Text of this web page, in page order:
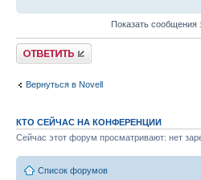
Показать сообщения
Ответить
Вернуться в Novell
КТО СЕЙЧАС НА КОНФЕРЕНЦИИ
Сейчас этот форум просматривают: нет
Список форумов